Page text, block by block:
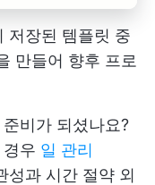
저장된 템플릿 중
만들어 향후 프로
비가 되셨나요?
우 일 관리
성과 시간 절약 외